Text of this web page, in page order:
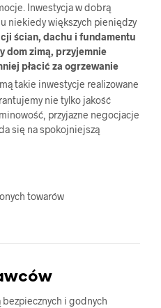
Inwestycja w dobrą
niekiedy większych pieniędzy
ścian, dachu i fundamentu
dom zimą, przyjemnie
płacić za ogrzewanie
takie inwestycje realizowane
nie tylko jakość
przyjazne negocjacje
się na spokojniejszą
towarów
i godnych